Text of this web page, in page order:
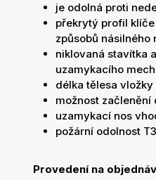
je odolná proti
překrytý profil
způsobů násilného
niklovaná stavítka
uzamykacího
délka tělesa
možnost začlenění
uzamykací nos
požární odolnost
Provedení na